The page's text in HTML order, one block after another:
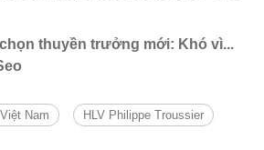
thuyền trưởng mới: Khó vì...
Nam HLV Philippe Troussier